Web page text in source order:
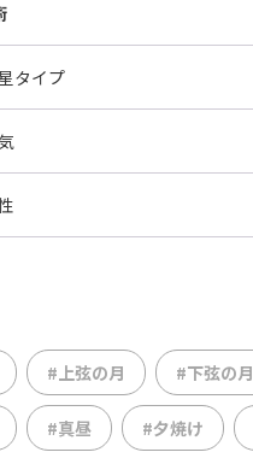
タイプ
#上弦の月 #下弦の月
#真昼 #夕焼け